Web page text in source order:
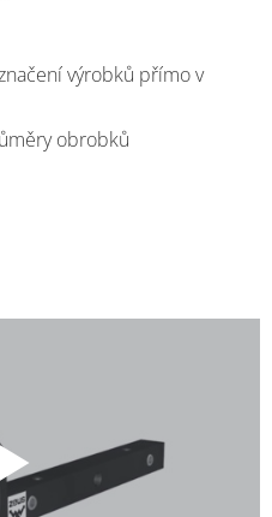
výrobků přímo v
obrobků